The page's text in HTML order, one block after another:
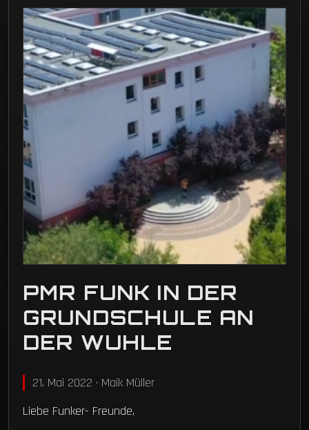
PMR FUNK IN DER
GRUNDSCHULE AN
DER WUHLE
21. Mai 2022 · Maik Müller
Liebe Funker- Freunde,